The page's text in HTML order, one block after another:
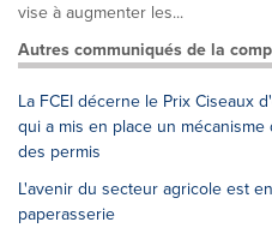
vise à augmenter les...
Autres communiqués de la
La FCEI décerne le Prix Ciseaux
qui a mis en place un
des permis
L'avenir du secteur agricole est
paperasserie